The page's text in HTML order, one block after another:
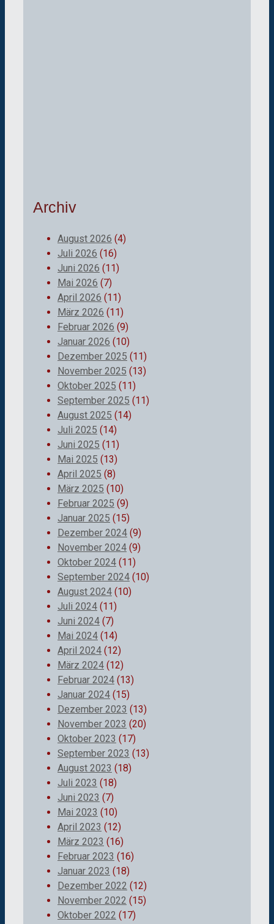
Archiv
August 2026 (4)
Juli 2026 (16)
Juni 2026 (11)
Mai 2026 (7)
April 2026 (11)
März 2026 (11)
Februar 2026 (9)
Januar 2026 (10)
Dezember 2025 (11)
November 2025 (13)
Oktober 2025 (11)
September 2025 (11)
August 2025 (14)
Juli 2025 (14)
Juni 2025 (11)
Mai 2025 (13)
April 2025 (8)
März 2025 (10)
Februar 2025 (9)
Januar 2025 (15)
Dezember 2024 (9)
November 2024 (9)
Oktober 2024 (11)
September 2024 (10)
August 2024 (10)
Juli 2024 (11)
Juni 2024 (7)
Mai 2024 (14)
April 2024 (12)
März 2024 (12)
Februar 2024 (13)
Januar 2024 (15)
Dezember 2023 (13)
November 2023 (20)
Oktober 2023 (17)
September 2023 (13)
August 2023 (18)
Juli 2023 (18)
Juni 2023 (7)
Mai 2023 (10)
April 2023 (12)
März 2023 (16)
Februar 2023 (16)
Januar 2023 (18)
Dezember 2022 (12)
November 2022 (15)
Oktober 2022 (17)